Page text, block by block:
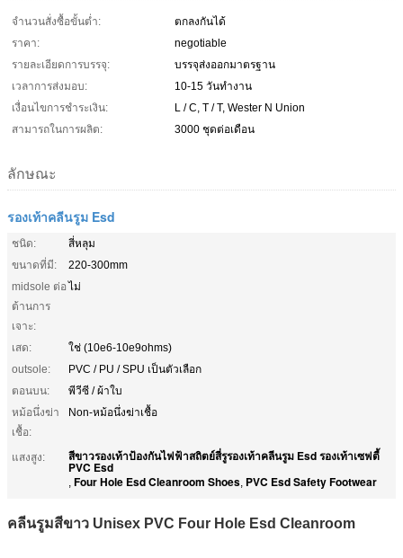
จำนวนสั่งซื้อขั้นต่ำ:
ตกลงกันได้
ราคา:
negotiable
รายละเอียดการบรรจุ:
บรรจุส่งออกมาตรฐาน
เวลาการส่งมอบ:
10-15 วันทำงาน
เงื่อนไขการชำระเงิน:
L / C, T / T, Wester N Union
สามารถในการผลิต:
3000 ชุดต่อเดือน
ลักษณะ
รองเท้าคลีนรูม Esd
ชนิด:
สี่หลุม
ขนาดที่มี:
220-300mm
midsole ต่อ
ต้านการ
เจาะ:
ไม่
เสด:
ใช่ (10e6-10e9ohms)
outsole:
PVC / PU / SPU เป็นตัวเลือก
ตอนบน:
พีวีซี / ผ้าใบ
หม้อนึ่งฆ่า
เชื้อ:
Non-หม้อนึ่งฆ่าเชื้อ
แสงสูง: สีขาวรองเท้าป้องกันไฟฟ้าสถิตย์สี่รูรองเท้าคลีนรูม Esd รองเท้าเซฟตี้
PVC Esd
, Four Hole Esd Cleanroom Shoes, PVC Esd Safety Footwear
คลีนรูมสีขาว Unisex PVC Four Hole Esd Cleanroom